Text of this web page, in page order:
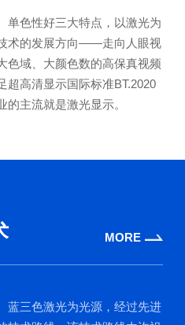
单色性好三大特点，以激光为
术的发展方向——走向人眼视
色域、大颜色数的高保真视频
超高清显示国际标准BT.2020
的主流就是激光显示。
MORE
蓝三色激光为光源，经过先进